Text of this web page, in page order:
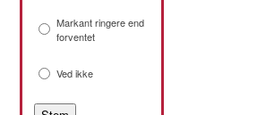
Markant ringere end
forventet
Ved ikke